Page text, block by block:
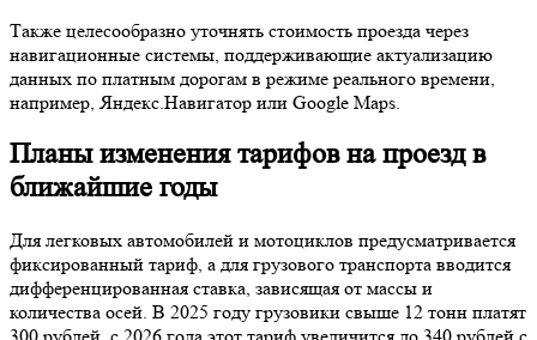
Также целесообразно уточнять стоимость проезда через
навигационные системы, поддерживающие актуализацию
данных по платным дорогам в режиме реального времени,
например, Яндекс.Навигатор или Google Maps.
Планы изменения тарифов на проезд в
ближайшие годы
Для легковых автомобилей и мотоциклов предусматривается
фиксированный тариф, а для грузового транспорта вводится
дифференцированная ставка, зависящая от массы и
количества осей. В 2025 году грузовики свыше 12 тонн платят